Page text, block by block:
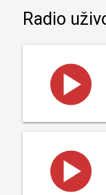
Radio